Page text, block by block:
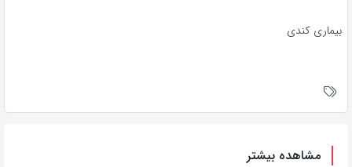
بیماری کندی
مشاهده بیشتر